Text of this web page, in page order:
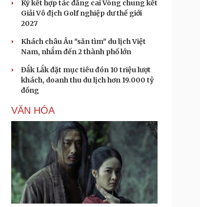
Ký kết hợp tác đăng cai Vòng chung kết
Giải Vô địch Golf nghiệp dư thế giới
2027
Khách châu Âu "săn tìm" du lịch Việt
Nam, nhắm đến 2 thành phố lớn
Đắk Lắk đặt mục tiêu đón 10 triệu lượt
khách, doanh thu du lịch hơn 19.000 tỷ
đồng
VĂN HÓA